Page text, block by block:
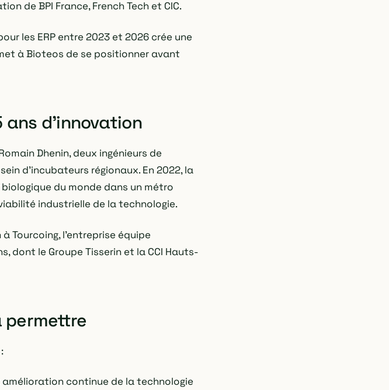
de BPI France, French Tech et CIC.
les ERP entre 2023 et 2026 crée une
à Bioteos de se positionner avant
ans d'innovation
Dhenin, deux ingénieurs de
d'incubateurs régionaux. En 2022, la
du monde dans un métro
industrielle de la technologie.
Tourcoing, l'entreprise équipe
dont le Groupe Tisserin et la CCI Hauts-
permettre
amélioration continue de la technologie